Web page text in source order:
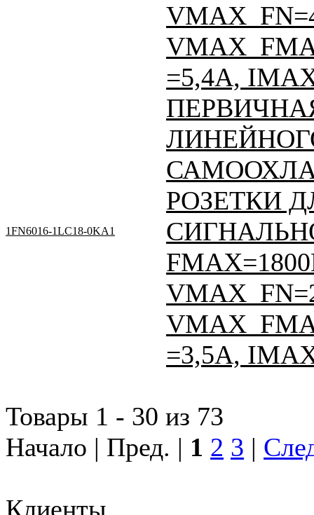
=5,4A,
1FN6016-1LC18-0KA1
РОЗЕТКИ
=3,5A,
Товары 1 - 30 из 73
Начало | Пред. | 1 2 3 |
Клиенты